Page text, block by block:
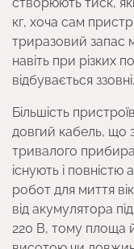
кг, хоча сам
триразовий запас
навіть при різких
відбувається ззовні.
Більшість
довгий кабель, що
тривалого
існують і
робот для миття
від акумулятора
220 В, тому площа